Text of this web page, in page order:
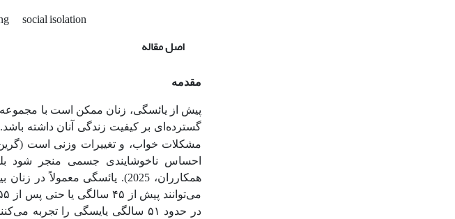
social isolation
اصل مقاله
مقدمه
پیش از یائسگی، زنان ممکن است با
گسترده‌ای بر کیفیت زندگی آنان داشته
مشکلات خواب، و تغییرات وزنی است
احساس ناخوشایندی جسمی منجر شود